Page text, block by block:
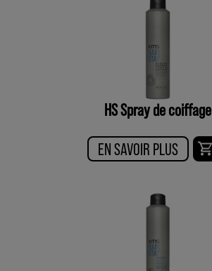
HS Spray de coiffage
EN SAVOIR PLUS